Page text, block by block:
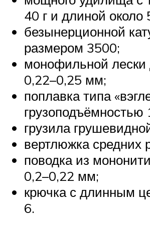
40 г и длиной около
безынерционной
размером 3500;
монофильной
0,22–0,25 мм;
поплавка типа
грузоподъёмностью
грузила
вертлюжка средних
поводка из
0,2–0,22 мм;
крючка с длинным
6.